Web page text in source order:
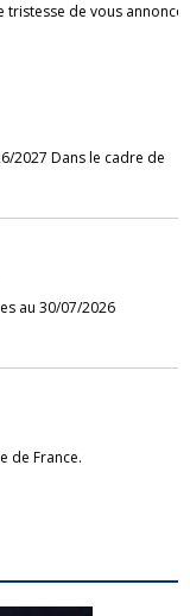
de vous annoncer
2027 Dans le cadre de
au 30/07/2026
de France.